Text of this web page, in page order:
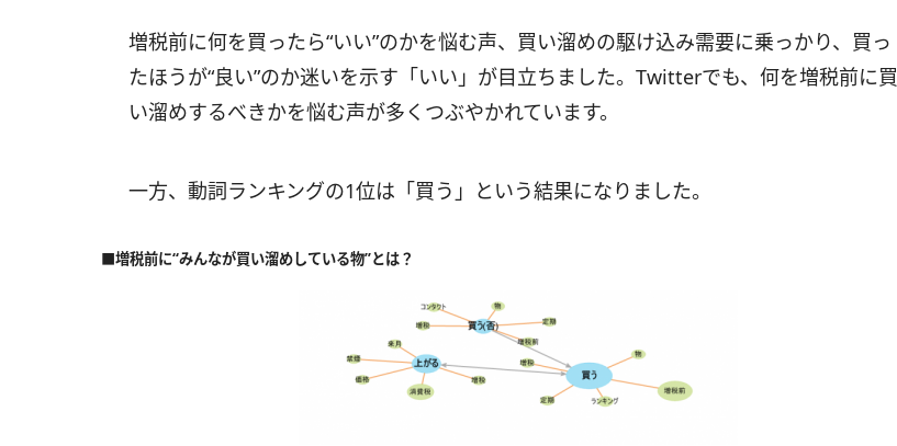
増税前に何を買ったら“いい”のかを悩む声、買い溜めの駆け込み需要に乗っかり、買っ
たほうが“良い”のか迷いを示す「いい」が目立ちました。Twitterでも、何を増税前に買
い溜めするべきかを悩む声が多くつぶやかれています。
一方、動詞ランキングの1位は「買う」という結果になりました。
■増税前に“みんなが買い溜めしている物”とは？